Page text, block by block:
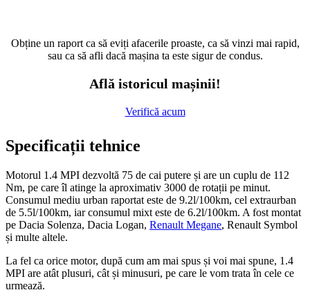
Obține un raport ca să eviți afacerile proaste, ca să vinzi mai rapid,
sau ca să afli dacă mașina ta este sigur de condus.
Află istoricul mașinii!
Verifică acum
Specificații tehnice
Motorul 1.4 MPI dezvoltă 75 de cai putere și are un cuplu de 112
Nm, pe care îl atinge la aproximativ 3000 de rotații pe minut.
Consumul mediu urban raportat este de 9.2l/100km, cel extraurban
de 5.5l/100km, iar consumul mixt este de 6.2l/100km. A fost montat
pe Dacia Solenza, Dacia Logan, Renault Megane, Renault Symbol
și multe altele.
La fel ca orice motor, după cum am mai spus și voi mai spune, 1.4
MPI are atât plusuri, cât și minusuri, pe care le vom trata în cele ce
urmează.